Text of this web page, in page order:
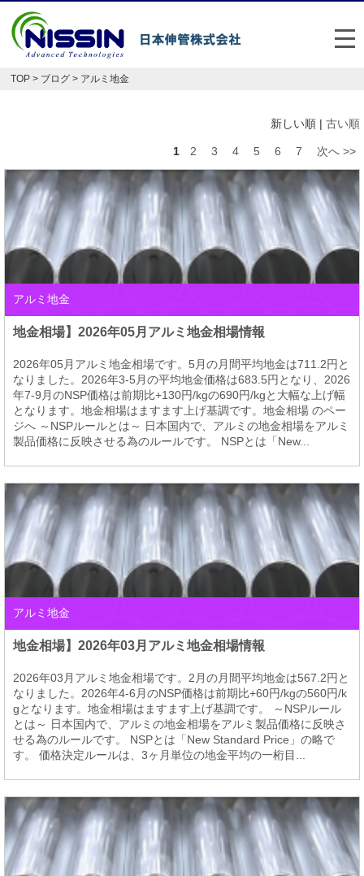
メ
企業情報
お役立ち情報
FAQ
Japan English
048-477-7331 受付時間：平日8:30～17:30
TOP > ブログ > アルミ地金
新しい順 | 古い順
1 2 3 4 5 6 7 次へ >>
アルミ地金
地金相場】2026年05月アルミ地金相場情報
2026年05月アルミ地金相場です。5月の月間平均地金は711.2円と
なりました。2026年3-5月の平均地金価格は683.5円となり、2026
年7-9月のNSP価格は前期比+130円/kgの690円/kgと大幅な上げ幅
となります。地金相場はますます上げ基調です。地金相場 のペー
ジへ ～NSPルールとは～ 日本国内で、アルミの地金相場をアルミ
製品価格に反映させる為のルールです。 NSPとは「New...
アルミ地金
地金相場】2026年03月アルミ地金相場情報
2026年03月アルミ地金相場です。2月の月間平均地金は567.2円と
なりました。2026年4-6月のNSP価格は前期比+60円/kgの560円/k
gとなります。地金相場はますます上げ基調です。 ～NSPルール
とは～ 日本国内で、アルミの地金相場をアルミ製品価格に反映さ
せる為のルールです。 NSPとは「New Standard Price」の略で
す。 価格決定ルールは、3ヶ月単位の地金平均の一桁目...